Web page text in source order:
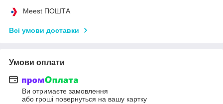
Meest ПОШТА
Всі умови доставки
Умови оплати
Ви отримаєте замовлення
або гроші повернуться на вашу картку